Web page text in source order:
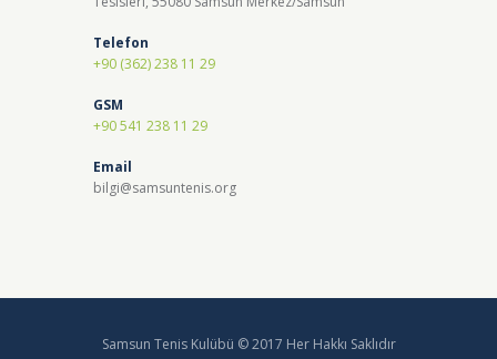
Telefon
+90 (362) 238 11 29
GSM
+90 541 238 11 29
Email
bilgi@samsuntenis.org
Samsun Tenis Kulübü © 2017 Her Hakkı Saklıdır